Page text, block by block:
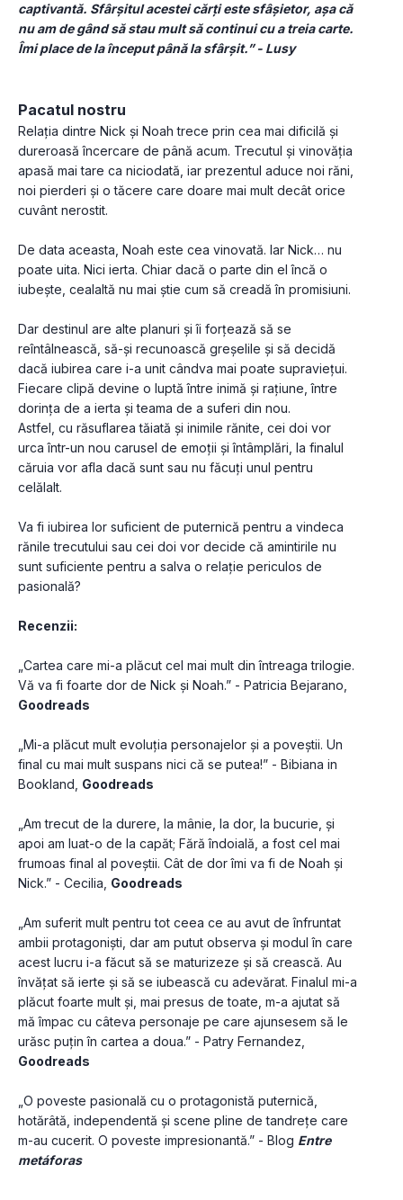
captivantă. Sfârșitul acestei cărți este sfâșietor, așa că
nu am de gând să stau mult să continui cu a treia carte.
Îmi place de la început până la sfârșit.” - Lusy
Pacatul nostru
Relația dintre Nick și Noah trece prin cea mai dificilă și
dureroasă încercare de până acum. Trecutul și vinovăția
apasă mai tare ca niciodată, iar prezentul aduce noi răni,
noi pierderi și o tăcere care doare mai mult decât orice
cuvânt nerostit.
De data aceasta, Noah este cea vinovată. Iar Nick… nu
poate uita. Nici ierta. Chiar dacă o parte din el încă o
iubește, cealaltă nu mai știe cum să creadă în promisiuni.
Dar destinul are alte planuri și îi forțează să se
reîntâlnească, să-și recunoască greșelile și să decidă
dacă iubirea care i-a unit cândva mai poate supraviețui.
Fiecare clipă devine o luptă între inimă și rațiune, între
dorința de a ierta și teama de a suferi din nou.
Astfel, cu răsuflarea tăiată și inimile rănite, cei doi vor
urca într-un nou carusel de emoții și întâmplări, la finalul
căruia vor afla dacă sunt sau nu făcuți unul pentru
celălalt.
Va fi iubirea lor suficient de puternică pentru a vindeca
rănile trecutului sau cei doi vor decide că amintirile nu
sunt suficiente pentru a salva o relație periculos de
pasională?
Recenzii:
„Cartea care mi-a plăcut cel mai mult din întreaga trilogie.
Goodreads
„Mi-a plăcut mult evoluția personajelor și a poveștii. Un
final cu mai mult suspans nici că se putea!” - Bibiana in
Bookland, Goodreads
„Am trecut de la durere, la mânie, la dor, la bucurie, și
apoi am luat-o de la capăt; Fără îndoială, a fost cel mai
frumoas final al poveștii. Cât de dor îmi va fi de Noah și
Nick.” - Cecilia, Goodreads
„Am suferit mult pentru tot ceea ce au avut de înfruntat
ambii protagoniști, dar am putut observa și modul în care
acest lucru i-a făcut să se maturizeze și să crească. Au
învățat să ierte și să se iubească cu adevărat. Finalul mi-a
plăcut foarte mult și, mai presus de toate, m-a ajutat să
mă împac cu câteva personaje pe care ajunsesem să le
Goodreads
„O poveste pasională cu o protagonistă puternică,
hotărâtă, independentă și scene pline de tandrețe care
m-au cucerit. O poveste impresionantă.” - Blog Entre
metáforas